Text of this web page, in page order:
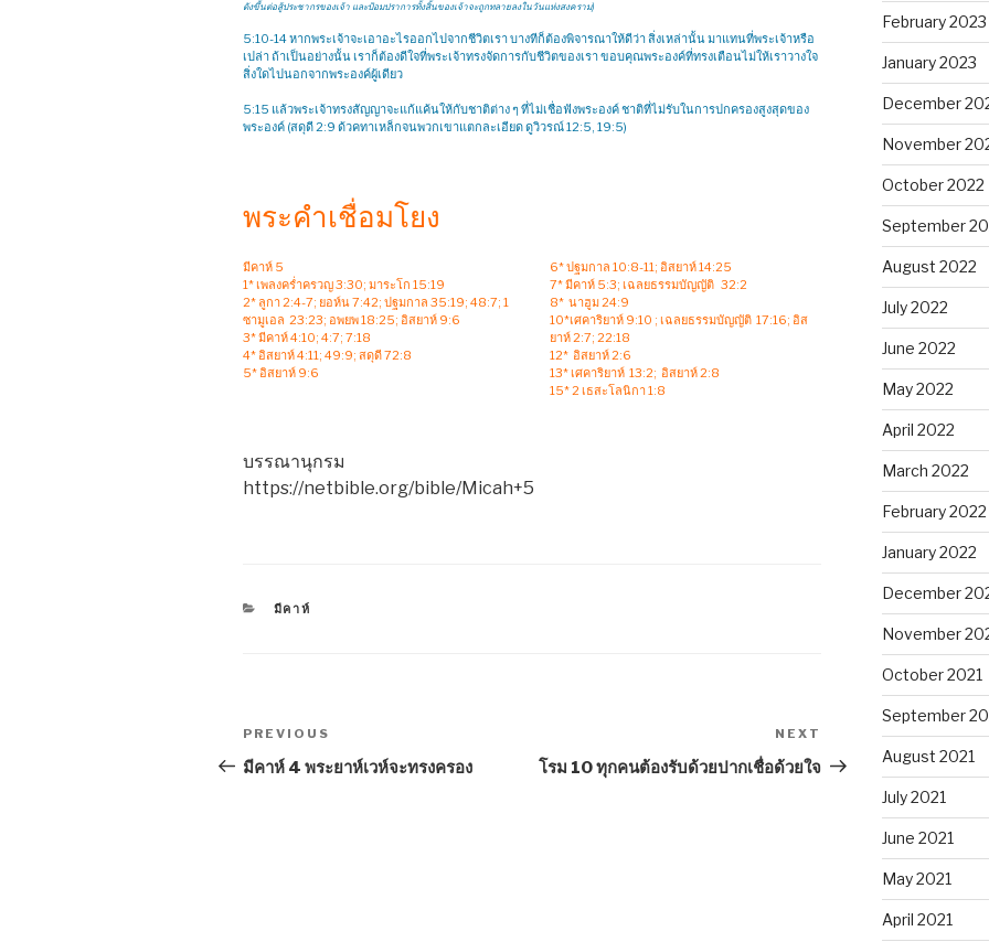
ดังขึ้นต่อสู้ประชากรของเจ้า และป้อมปราการทั้งสิ้นของเจ้าจะถูกทลายลงในวันแห่งสงคราม)
5:10-14 หากพระเจ้าจะเอาอะไรออกไปจากชีวิตเรา บางทีก็ต้องพิจารณาให้ดีว่า สิ่งเหล่านั้น มาแทนที่พระเจ้าหรือ
เปล่า ถ้าเป็นอย่างนั้น เราก็ต้องดีใจที่พระเจ้าทรงจัดการกับชีวิตของเรา ขอบคุณพระองค์ที่ทรงเตือนไม่ให้เราวางใจ
สิ่งใดไปนอกจากพระองค์ผู้เดียว
5:15 แล้วพระเจ้าทรงสัญญาจะแก้แค้นให้กับชาติต่าง ๆ ที่ไม่เชื่อฟังพระองค์ ชาติที่ไม่รับในการปกครองสูงสุดของ
พระองค์ (สดุดี 2:9 ด้วคทาเหล็กจนพวกเขาแตกละเอียด ดูวิวรณ์ 12:5, 19:5)
พระคำเชื่อมโยง
มีคาห์ 5
1* เพลงคร่ำครวญ 3:30; มาระโก 15:19
2* ลูกา 2:4-7; ยอห์น 7:42; ปฐมกาล 35:19; 48:7; 1
ซามูเอล 23:23; อพยพ 18:25; อิสยาห์ 9:6
3* มีคาห์ 4:10; 4:7; 7:18
4* อิสยาห์ 4:11; 49:9; สดุดี 72:8
5* อิสยาห์ 9:6
6* ปฐมกาล 10:8-11; อิสยาห์ 14:25
7* มีคาห์ 5:3; เฉลยธรรมบัญญัติ 32:2
8* นาฮูม 24:9
10*เศคาริยาห์ 9:10 ; เฉลยธรรมบัญญัติ 17:16; อิส
ยาห์ 2:7; 22:18
12* อิสยาห์ 2:6
13* เศคาริยาห์ 13:2; อิสยาห์ 2:8
15* 2 เธสะโลนิกา 1:8
บรรณานุกรม
https://netbible.org/bible/Micah+5
CATEGORIES
มีคาห์
Post
navigation
Previous
Post
PREVIOUS
มีคาห์ 4 พระยาห์เวห์จะทรงครอง
Post
NEXT
โรม 10 ทุกคนต้องรับด้วยปากเชื่อด้วยใจ
February 2023
January 2023
December
November
October 2022
September
August 2022
July 2022
June 2022
May 2022
April 2022
March 2022
February 2022
January 2022
December
November
October 2021
September
August 2021
July 2021
June 2021
May 2021
April 2021